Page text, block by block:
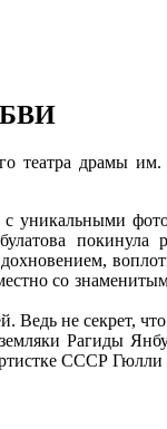
театра драмы
уникальными
со
не секрет,
Рагиды
СССР